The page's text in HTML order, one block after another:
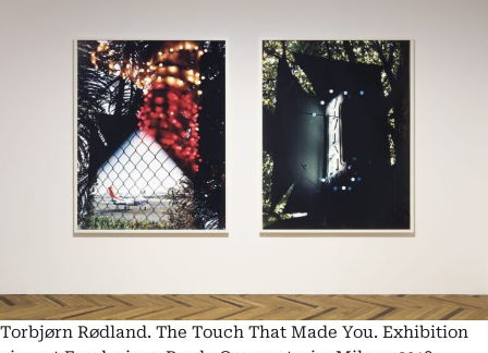
Torbjørn Rødland. The Touch That Made You. Exhibition